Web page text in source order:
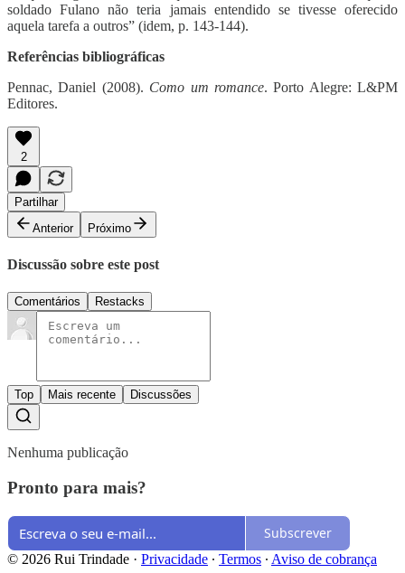
soldado Fulano não teria jamais entendido se tivesse oferecido
aquela tarefa a outros” (idem, p. 143-144).
Referências bibliográficas
Pennac, Daniel (2008). Como um romance. Porto Alegre: L&PM
Editores.
2
Partilhar
Anterior
Próximo
Discussão sobre este post
Comentários Restacks
Top Mais recente Discussões
Nenhuma publicação
Pronto para mais?
Subscrever
© 2026 Rui Trindade · Privacidade ∙ Termos ∙ Aviso de cobrança